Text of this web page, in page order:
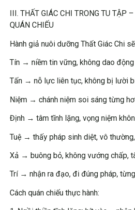
III. THẤT GIÁC CHI TRONG TU TẬP
QUÁN CHIẾU
Hành giả nuôi dưỡng Thất Giác Chi
Tín → niềm tin vững, không dao
Tấn → nỗ lực liên tục, không bị lười
Niệm → chánh niệm soi sáng từng
Định → tâm tĩnh lặng, vọng niệm
Tuệ → thấy pháp sinh diệt, vô
Xả → buông bỏ, không vướng chấp,
Trí → nhận ra đạo, đi đúng pháp,
Cách quán chiếu thực hành: